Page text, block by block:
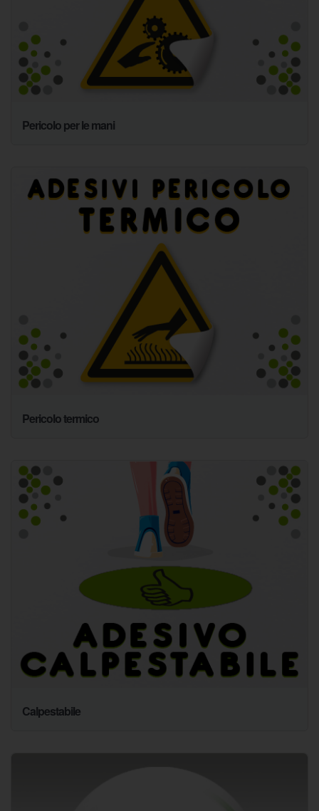
Pericolo per le mani
Pericolo termico
Calpestabile